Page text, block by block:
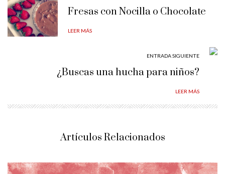
Fresas con Nocilla o Chocolate
LEER MÁS
ENTRADA SIGUIENTE
¿Buscas una hucha para niños?
LEER MÁS
Artículos Relacionados